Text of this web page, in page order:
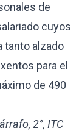
de
cuyos
tanto alzado
para el
de 490
2°, ITC